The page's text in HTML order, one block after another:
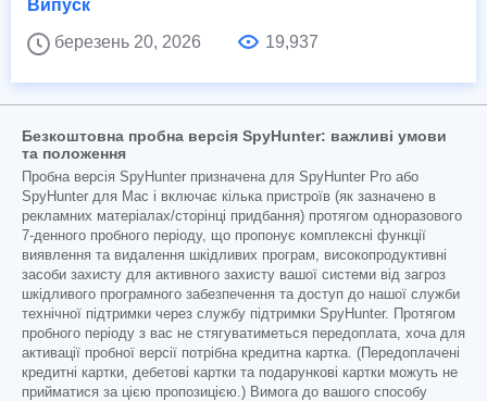
Випуск
березень 20, 2026
19,937
Безкоштовна пробна версія SpyHunter: важливі умови
та положення
Пробна версія SpyHunter призначена для SpyHunter Pro або
SpyHunter для Mac і включає кілька пристроїв (як зазначено в
рекламних матеріалах/сторінці придбання) протягом одноразового
7-денного пробного періоду, що пропонує комплексні функції
виявлення та видалення шкідливих програм, високопродуктивні
засоби захисту для активного захисту вашої системи від загроз
шкідливого програмного забезпечення та доступ до нашої служби
технічної підтримки через службу підтримки SpyHunter. Протягом
пробного періоду з вас не стягуватиметься передоплата, хоча для
активації пробної версії потрібна кредитна картка. (Передоплачені
кредитні картки, дебетові картки та подарункові картки можуть не
прийматися за цією пропозицією.) Вимога до вашого способу